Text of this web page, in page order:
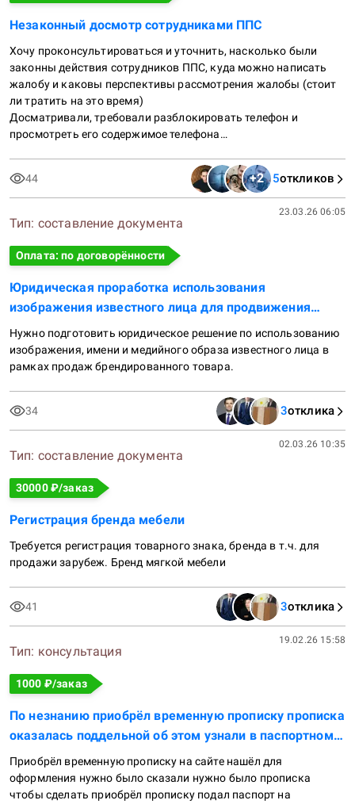
Незаконный досмотр сотрудниками ППС
Хочу проконсультироваться и уточнить, насколько были
законны действия сотрудников ППС, куда можно написать
жалобу и каковы перспективы рассмотрения жалобы (стоит
ли тратить на это время)
Досматривали, требовали разблокировать телефон и
просмотреть его содержимое телефона
44 +2 5откликов
23.03.26 06:05
Тип: составление документа
Оплата: по договорённости
Юридическая проработка использования
изображения известного лица для продвижения
своего товара
Нужно подготовить юридическое решение по использованию
изображения, имени и медийного образа известного лица в
рамках продаж брендированного товара.
34 3отклика
02.03.26 10:35
Тип: составление документа
30000₽/заказ
Регистрация бренда мебели
Требуется регистрация товарного знака, бренда в т.ч. для
продажи зарубеж. Бренд мягкой мебели
41 3отклика
19.02.26 15:58
Тип: консультация
1000 ₽/заказ
По незнанию приобрёл временную прописку прописка
оказалась поддельной об этом узнали в паспортном
столе
Приобрёл временную прописку на сайте нашёл для
оформления нужно было сказали нужно было прописка
чтобы сделать приобрёл прописку подал паспорт на